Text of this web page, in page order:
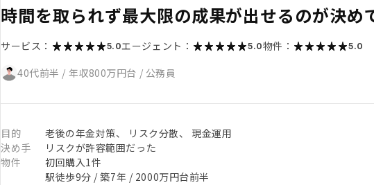
時間を取られず最大限の成果が出せるのが決め
サービス： 5.0エージェント： 5.0物件： 5.0
40代前半 / 年収800万円台 / 公務員
目的
老後の年金対策、 リスク分散、 現金運用
決め手
リスクが許容範囲だった
物件
初回購入1件
駅徒歩9分 / 築7年 / 2000万円台前半